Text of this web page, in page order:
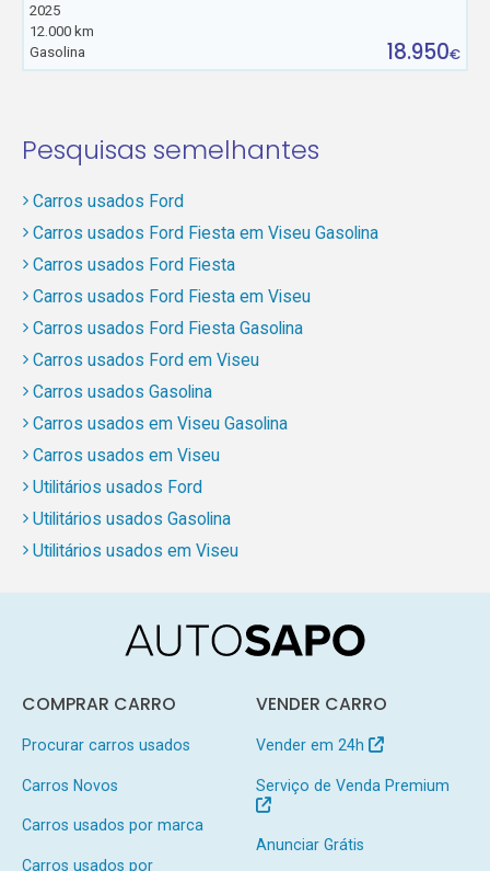
2025
12.000 km
Gasolina
18.950€
Pesquisas semelhantes
Carros usados Ford
Carros usados Ford Fiesta em Viseu Gasolina
Carros usados Ford Fiesta
Carros usados Ford Fiesta em Viseu
Carros usados Ford Fiesta Gasolina
Carros usados Ford em Viseu
Carros usados Gasolina
Carros usados em Viseu Gasolina
Carros usados em Viseu
Utilitários usados Ford
Utilitários usados Gasolina
Utilitários usados em Viseu
COMPRAR CARRO
Procurar carros usados
Carros Novos
Carros usados por marca
Carros usados por
VENDER CARRO
Vender em 24h
Serviço de Venda Premium
Anunciar Grátis